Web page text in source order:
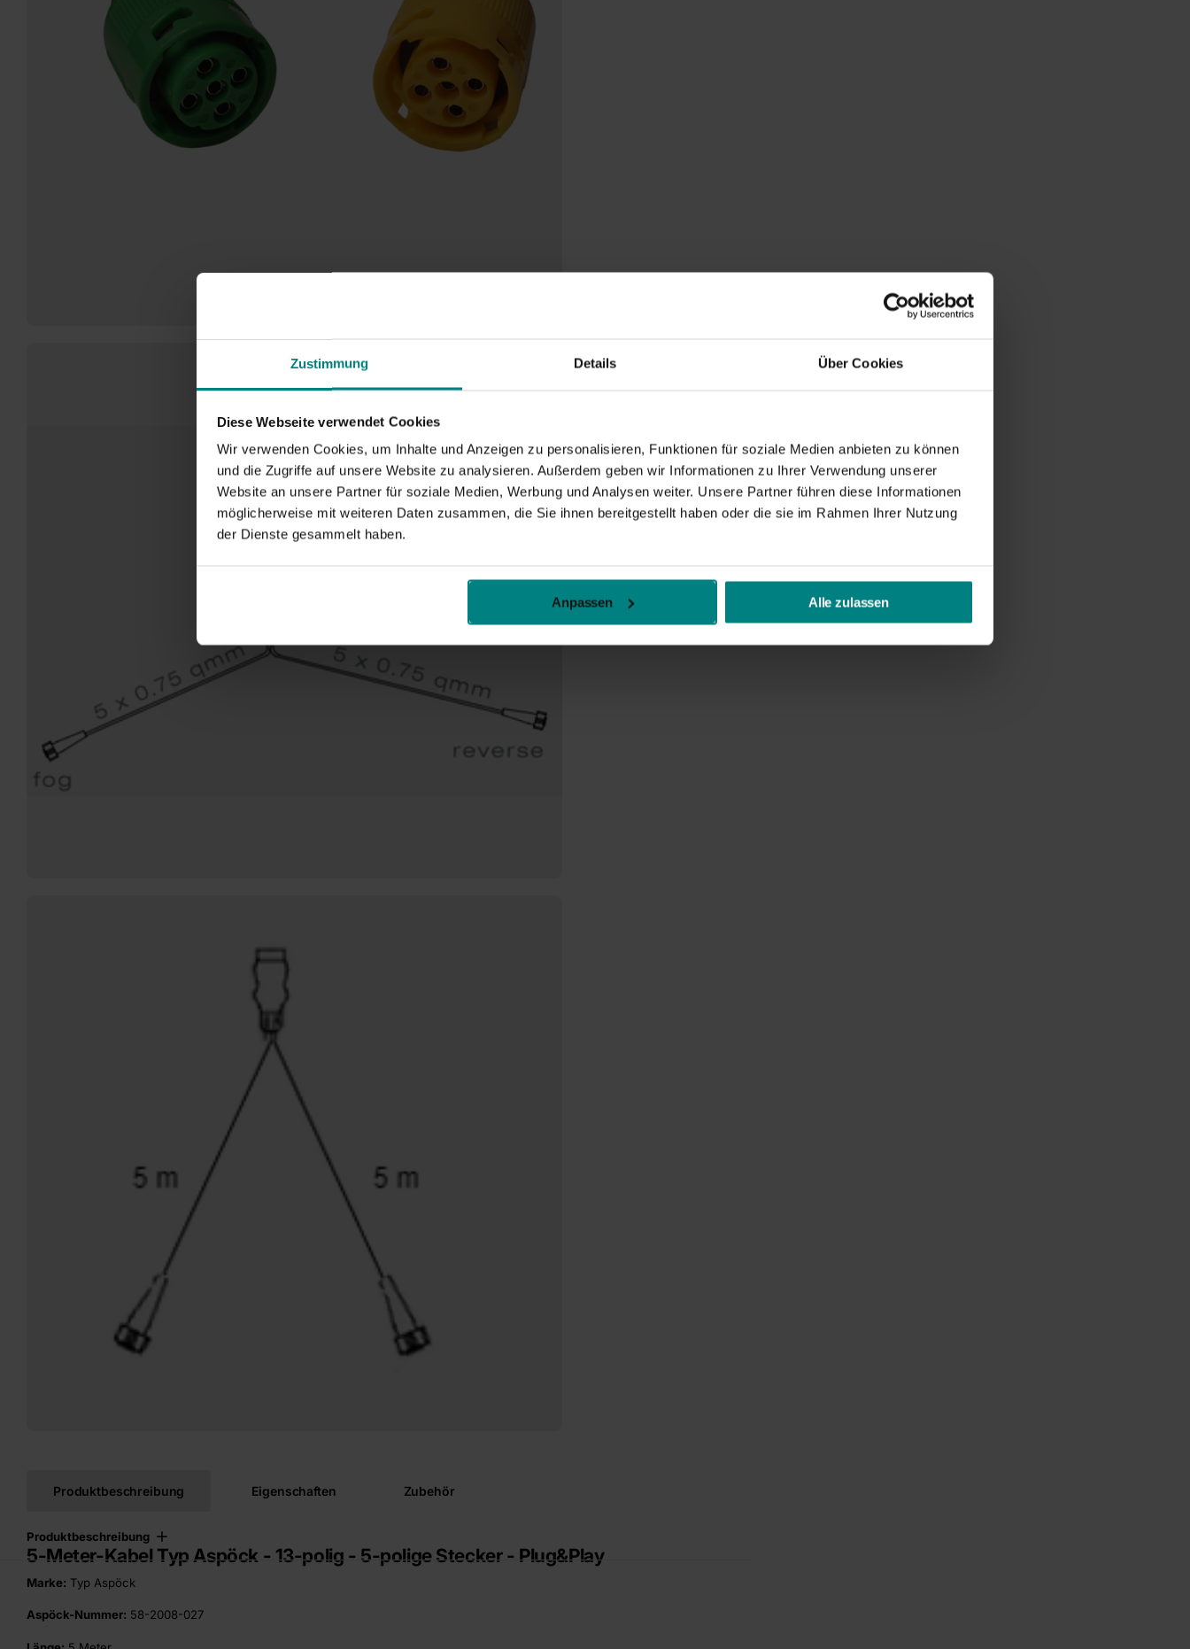
Zustimmung Details Über Cookies
Diese Webseite verwendet Cookies
Wir verwenden Cookies, um Inhalte und Anzeigen zu personalisieren, Funktionen für soziale Medien anbieten zu können
und die Zugriffe auf unsere Website zu analysieren. Außerdem geben wir Informationen zu Ihrer Verwendung unserer
Website an unsere Partner für soziale Medien, Werbung und Analysen weiter. Unsere Partner führen diese Informationen
möglicherweise mit weiteren Daten zusammen, die Sie ihnen bereitgestellt haben oder die sie im Rahmen Ihrer Nutzung
der Dienste gesammelt haben.
Anpassen Alle zulassen
Produktbeschreibung Eigenschaften Zubehör
Produktbeschreibung
5-Meter-Kabel Typ Aspöck - 13-polig - 5-polige Stecker - Plug&Play
Marke: Typ Aspöck
Aspöck-Nummer: 58-2008-027